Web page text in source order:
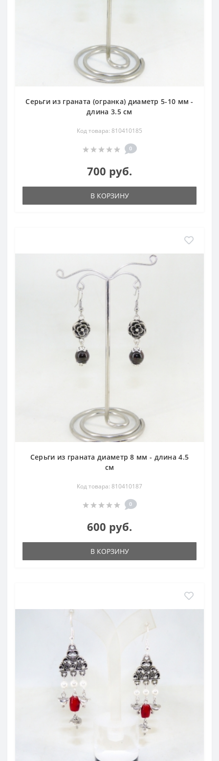
Серьги из граната (огранка) диаметр 5-10 мм -
длина 3.5 см
Код товара: 810410185
0
700 руб.
В КОРЗИНУ
Серьги из граната диаметр 8 мм - длина 4.5
см
Код товара: 810410187
0
600 руб.
В КОРЗИНУ